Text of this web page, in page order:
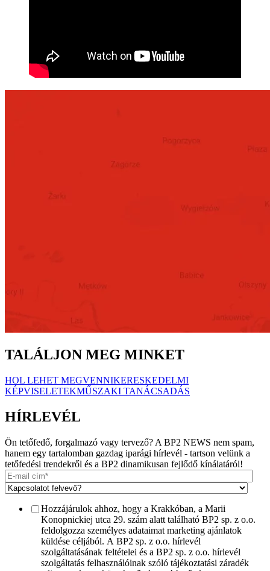
TALÁLJON MEG MINKET
HOL LEHET MEGVENNIKERESKEDELMI
KÉPVISELETEKMŰSZAKI TANÁCSADÁS
HÍRLEVÉL
Ön tetőfedő, forgalmazó vagy tervező? A BP2 NEWS nem spam,
hanem egy tartalomban gazdag iparági hírlevél - tartson velünk a
tetőfedési trendekről és a BP2 dinamikusan fejlődő kínálatáról!
Hozzájárulok ahhoz, hogy a Krakkóban, a Marii
Konopnickiej utca 29. szám alatt található BP2 sp. z o.o.
feldolgozza személyes adataimat marketing ajánlatok
küldése céljából. A BP2 sp. z o.o. hírlevél
szolgáltatásának feltételei és a BP2 sp. z o.o. hírlevél
szolgáltatás felhasználóinak szóló tájékoztatási záradék